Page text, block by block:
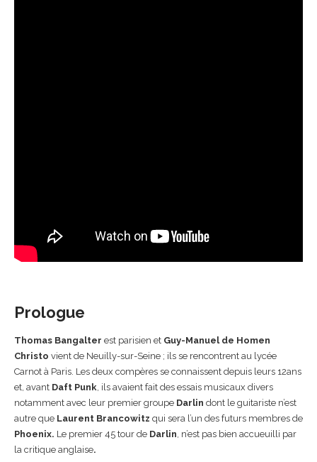
Prologue
Thomas Bangalter est parisien et Guy-Manuel de Homen
Christo vient de Neuilly-sur-Seine ; ils se rencontrent au lycée
Carnot à Paris. Les deux compères se connaissent depuis leurs 12ans
et, avant Daft Punk , ils avaient fait des essais musicaux divers
notamment avec leur premier groupe Darlin dont le guitariste n’est
autre que Laurent Brancowitz qui sera l’un des futurs membres de
Phoenix. Le premier 45 tour de Darlin , n’est pas bien accueuilli par
la critique anglaise.